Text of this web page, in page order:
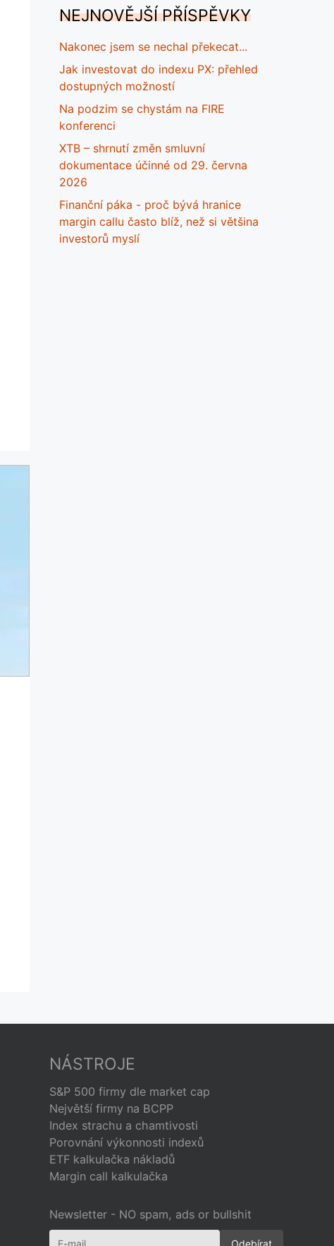
NEJNOVĚJŠÍ PŘÍSPĚVKY
Nakonec jsem se nechal překecat...
Jak investovat do indexu PX: přehled
dostupných možností
Na podzim se chystám na FIRE
konferenci
XTB – shrnutí změn smluvní
dokumentace účinné od 29. června
2026
Finanční páka - proč bývá hranice
margin callu často blíž, než si většina
investorů myslí
NÁSTROJE
S&P 500 firmy dle market cap
Největší firmy na BCPP
Index strachu a chamtivosti
Porovnání výkonnosti indexů
ETF kalkulačka nákladů
Margin call kalkulačka
Newsletter - NO spam, ads or bullshit